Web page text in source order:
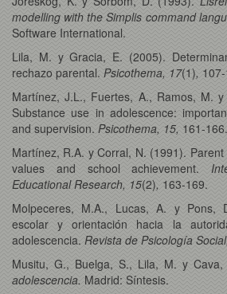
modelling with the Simplis command
Software International.
Lila, M. y Gracia, E. (2005).
rechazo parental. Psicothema, 17(1),
Martínez, J.L., Fuertes, A., Ramos, M.
Substance use in adolescence:
and supervision. Psicothema, 15, 161-166.
Martínez, R.A. y Corral, N. (1991).
values and school achievement.
Educational Research, 15(2), 163-169.
Molpeceres, M.A., Lucas, A. y Pons,
escolar y orientación hacia la
adolescencia. Revista de Psicología
Musitu, G., Buelga, S., Lila, M. y Cava,
adolescencia. Madrid: Síntesis.